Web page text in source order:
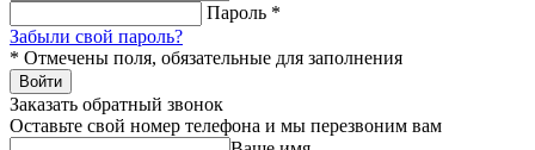
Пароль *
Забыли свой пароль?
* Отмечены поля, обязательные для заполнения
Войти
Заказать обратный звонок
Оставьте свой номер телефона и мы перезвоним вам